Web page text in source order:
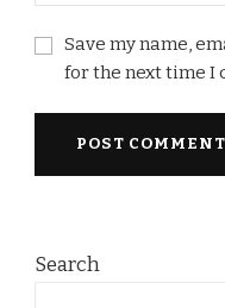
Save my name,
for the next time I
Search